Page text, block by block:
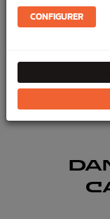
Marque :SUBARU
Référence :1771
CONFIGURER